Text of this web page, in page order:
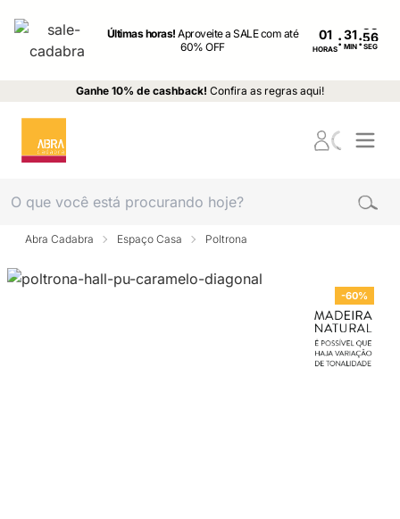
Últimas horas!Aproveite a SALE com até
60% OFF
01
HORAS: MIN : SEG
Ganhe 10% de cashback! Confira as regras aqui!
Abra Cadabra Espaço Casa Poltrona
-60%